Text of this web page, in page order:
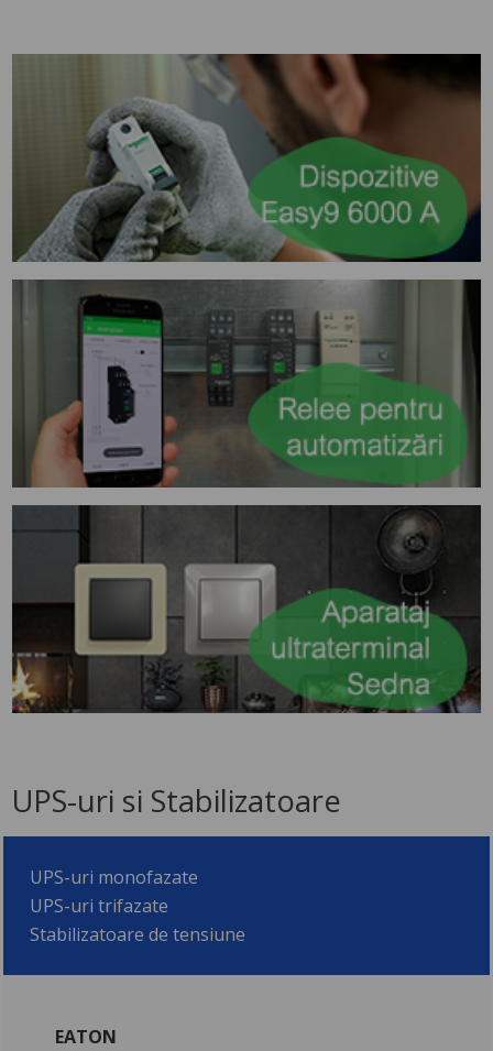
UPS-uri si Stabilizatoare
UPS-uri monofazate
UPS-uri trifazate
Stabilizatoare de tensiune
EATON